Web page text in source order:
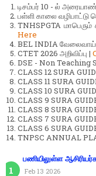
டிசம்பர் 10 - ல்
பள்ளி காலை வழிபாட்டு
TNHSPGTA
Here
BEL INDIA
CTET 2026 அறிவிப்பு |
DSE - Non Teaching
CLASS 12 SURA
CLASS 11 SURA
CLASS 10 SURA
CLASS 9 SURA
CLASS 8 SURA
CLASS 7 SURA
CLASS 6 SURA
TNPSC ANNUAL
பணியிலுள்ள
Feb 13 2026